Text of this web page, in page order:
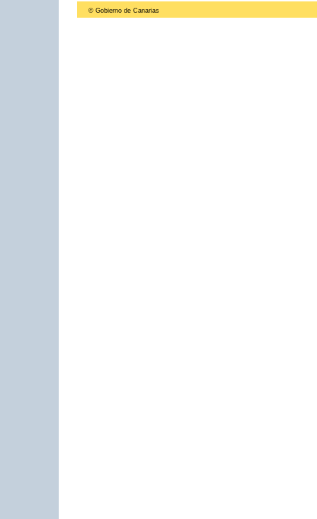
© Gobierno de Canarias